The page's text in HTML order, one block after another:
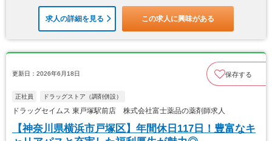
求人の詳細を見る この求人に興味がある
更新日：2026年6月18日 保存する
正社員 ドラッグストア（調剤併設）
ドラッグセイムス 東戸塚駅前店 株式会社富士薬品の薬剤師求人
【神奈川県横浜市戸塚区】年間休日117日！豊富なキ